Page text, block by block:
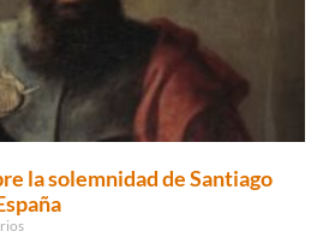
la solemnidad de Santiago